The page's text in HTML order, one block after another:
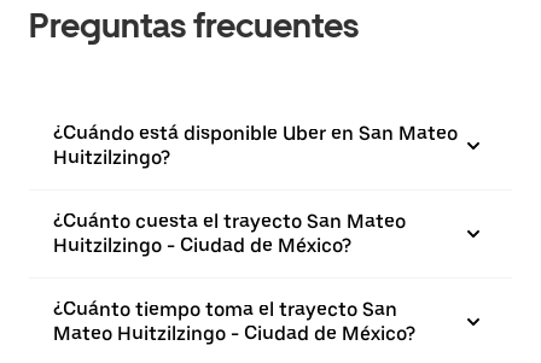
Preguntas frecuentes
¿Cuándo está disponible Uber en San Mateo
Huitzilzingo?
¿Cuánto cuesta el trayecto San Mateo
Huitzilzingo - Ciudad de México?
¿Cuánto tiempo toma el trayecto San
Mateo Huitzilzingo - Ciudad de México?